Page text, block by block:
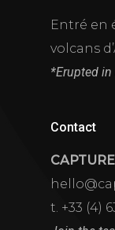
Entré en
volcans
*Erupted
Contact
t. +33 (4)